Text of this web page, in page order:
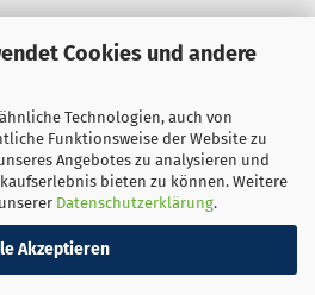
Cookies und andere
Technologien, auch von
Funktionsweise der Website zu
Angebotes zu analysieren und
bieten zu können. Weitere
Datenschutzerklärung.
Akzeptieren